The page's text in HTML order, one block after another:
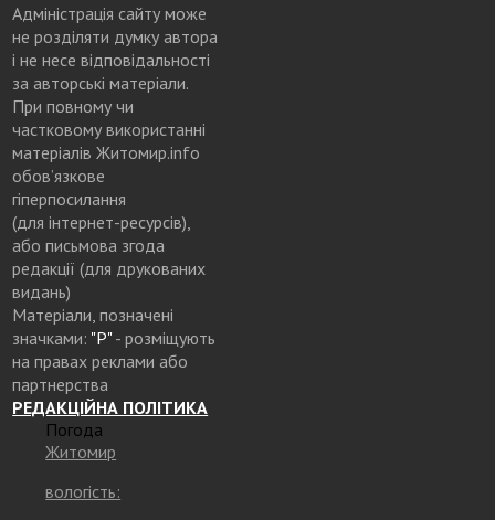
Адміністрація сайту може
не розділяти думку автора
і не несе відповідальності
за авторські матеріали.
При повному чи
частковому використанні
матеріалів Житомир.info
обов’язкове
гіперпосилання
(для інтернет-ресурсів),
або письмова згода
редакції (для друкованих
видань)
Матеріали, позначені
значками: "Р"- розміщують
на правах реклами або
партнерства
РЕДАКЦІЙНА ПОЛІТИКА
Погода
Житомир
вологість: